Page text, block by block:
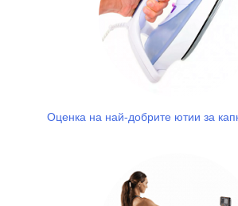
Оценка на най-добрите ютии за